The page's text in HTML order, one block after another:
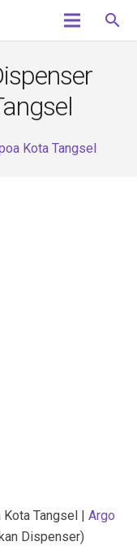
search
Kota Tangsel
Tangsel | Argo
Dispenser)